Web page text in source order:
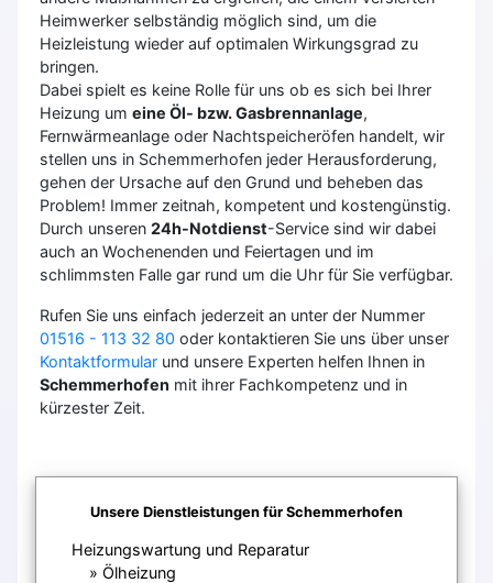
Heimwerker selbständig möglich sind, um die
Heizleistung wieder auf optimalen Wirkungsgrad zu
bringen.
Dabei spielt es keine Rolle für uns ob es sich bei Ihrer
Heizung um eine Öl- bzw. Gasbrennanlage,
Fernwärmeanlage oder Nachtspeicheröfen handelt, wir
stellen uns in Schemmerhofen jeder Herausforderung,
gehen der Ursache auf den Grund und beheben das
Problem! Immer zeitnah, kompetent und kostengünstig.
Durch unseren 24h-Notdienst-Service sind wir dabei
auch an Wochenenden und Feiertagen und im
schlimmsten Falle gar rund um die Uhr für Sie verfügbar.
Rufen Sie uns einfach jederzeit an unter der Nummer
01516 - 113 32 80 oder kontaktieren Sie uns über unser
Kontaktformular und unsere Experten helfen Ihnen in
Schemmerhofen mit ihrer Fachkompetenz und in
kürzester Zeit.
Unsere Dienstleistungen für Schemmerhofen
Heizungswartung und Reparatur
Ölheizung